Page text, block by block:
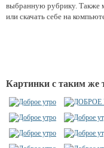
выбранную рубрику. Также
или скачать себе на
Картинки с таким же